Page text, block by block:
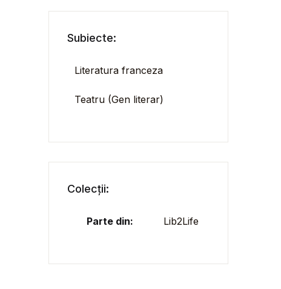
Subiecte:
Literatura franceza
Teatru (Gen literar)
Colecții:
Parte din: Lib2Life